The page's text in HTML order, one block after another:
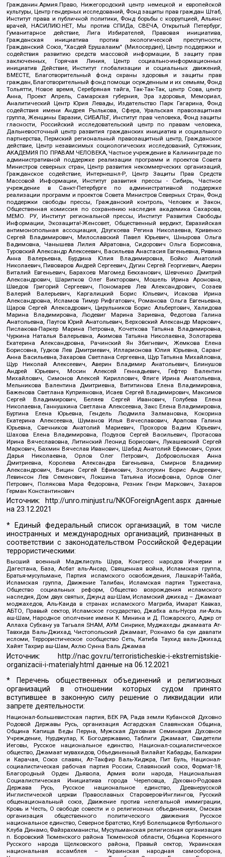
Гражданин.Армия.Право, Нижегородский центр немецкой и европейской
культуры, Центр гендерных исследований, Фонд защиты прав граждан Штаб,
Институт права и публичной политики, Фонд борьбы с коррупцией, Альянс
врачей, НАСИЛИЮ.НЕТ, Мы против СПИДа, СВЕЧА, Открытый Петербург,
Гуманитарное действие, Лига Избирателей, Правовая инициатива,
Гражданская инициатива против экологической преступности,
Гражданский Союз, "Хасдей Ерушалаим" (Милосердие), Центр поддержки и
содействия развитию средств массовой информации, В защиту прав
заключенных, Горячая Линия, Центр социально-информационных
инициатив Действие, Институт глобализации и социальных движений,
ВМЕСТЕ, Благотворительный фонд охраны здоровья и защиты прав
граждан, Благотворительный фонд помощи осужденным и их семьям, Фонд
Тольятти, Новое время, Серебряная тайга, Так-Так-Так, центр Сова, центр
Анна, Проект Апрель, Самарская губерния, Эра здоровья, Мемориал,
Аналитический Центр Юрия Левады, Издательство Парк Гагарина, Фонд
содействия имени Андрея Рылькова, Сфера, Уральская правозащитная
группа, Женщины Евразии, СИБАЛЬТ, Институт прав человека, Фонд защиты
гласности, Российский исследовательский центр по правам человека,
Дальневосточный центр развития гражданских инициатив и социального
партнерства, Пермский региональный правозащитный центр, Гражданское
действие, Центр независимых социологических исследований, Сутяжник,
АКАДЕМИЯ ПО ПРАВАМ ЧЕЛОВЕКА, Частное учреждение в Калининграде по
административной поддержке реализации программ и проектов Совета
Министров северных стран, Центр развития некоммерческих организаций,
Гражданское содействие, Интернешнл-Р, Центр Защиты Прав Средств
Массовой Информации, Институт развития прессы - Сибирь, Частное
учреждение в Санкт-Петербурге по административной поддержке
реализации программ и проектов Совета Министров Северных Стран, Фонд
поддержки свободы прессы, Гражданский контроль, Человек и Закон,
Общественная комиссия по сохранению наследия академика Сахарова,
МЕМО. РУ, Институт региональной прессы, Институт Развития Свободы
Информации, Экозащита!-Женсовет, Общественный вердикт, Евразийская
антимонопольная ассоциация, Дзугкоева Регина Николаевна, Кривенко
Сергей Владимирович, Милославский Павел Юрьевич, Шнырова Ольга
Вадимовна, Чанышева Лилия Айратовна, Сидорович Ольга Борисовна,
Туровский Александр Алексеевич, Васильева Анастасия Евгеньевна, Ривина
Анна Валерьевна, Бурдина Юлия Владимировна, Бойко Анатолий
Николаевич, Пивоваров Андрей Сергеевич, Дугин Сергей Георгиевич, Аверин
Виталий Евгеньевич, Барахоев Магомед Бекханович, Шевченко Дмитрий
Александрович, Шарипков Олег Викторович, Мошель Ирина Ароновна,
Шведов Григорий Сергеевич, Пономарев Лев Александрович, Созаев
Валерий Валерьевич, Каргалицкий Борис Юльевич, Исакова Ирина
Александровна, Исламов Тимур Рифгатович, Романова Ольга Евгеньевна,
Щаров Сергей Алексадрович, Цирульников Борис Альбертович, Халидова
Марина Владимировна, Людевиг Марина Зариевна, Федотова Галина
Анатольевна, Паутов Юрий Анатольевич, Верховский Александр Маркович,
Пислакова-Паркер Марина Петровна, Кочеткова Татьяна Владимировна,
Чуркина Наталья Валерьевна, Акимова Татьяна Николаевна, Золотарева
Екатерина Александровна, Рачинский Ян Збигневич, Жемкова Елена
Борисовна, Гудков Лев Дмитриевич, Илларионова Юлия Юрьевна, Саранг
Анна Васильевна, Захарова Светлана Сергеевна, Щур Татьяна Михайловна,
Щур Николай Алексеевич, Аверин Владимир Анатольевич, Блинушов
Андрей Юрьевич, Мосин Алексей Геннадьевич, Гефтер Валентин
Михайлович, Симонов Алексей Кириллович, Флиге Ирина Анатольевна,
Мельникова Валентина Дмитриевна, Вититинова Елена Владимировна,
Баженова Светлана Куприяновна, Исаев Сергей Владимирович, Максимов
Сергей Владимирович, Беляев Сергей Иванович, Голубева Елена
Николаевна, Ганнушкина Светлана Алексеевна, Закс Елена Владимировна,
Буртина Елена Юрьевна, Гендель Людмила Залмановна, Кокорина
Екатерина Алексеевна, Шуманов Илья Вячеславович, Арапова Галина
Юрьевна, Свечников Анатолий Мариевич, Прохоров Вадим Юрьевич,
Шахова Елена Владимировна, Подузов Сергей Васильевич, Протасова
Ирина Вячеславовна, Литинский Леонид Борисович, Лукашевский Сергей
Маркович, Бахмин Вячеслав Иванович, Шабад Анатолий Ефимович, Сухих
Дарья Николаевна, Орлов Олег Петрович, Добровольская Анна
Дмитриевна, Королева Александра Евгеньевна, Смирнов Владимир
Александрович, Вицин Сергей Ефимович, Золотухин Борис Андреевич,
Левинсон Лев Семенович, Локшина Татьяна Иосифовна, Орлов Олег
Петрович, Полякова Мара Федоровна, Резник Генри Маркович, Захаров
Герман Константинович
Источник: http://unro.minjust.ru/NKOForeignAgent.aspxданные
на23.12.2021
* Единый федеральный список организаций, в том числе
иностранных и международных организаций, признанных в
соответствии с законодательством Российской Федерации
террористическими:
Высший военный Маджлисуль Шура, Конгресс народов Ичкерии и
Дагестана, База, Асбат аль-Ансар, Священная война, Исламская группа,
Братья-мусульмане, Партия исламского освобождения, Лашкар-И-Тайба,
Исламская группа, Движение Талибан, Исламская партия Туркестана,
Общество социальных реформ, Общество возрождения исламского
наследия, Дом двух святых, Джунд аш-Шам, Исламский джихад – Джамаат
моджахедов, Аль-Каида в странах исламского Магриба, Имарат Кавказ,
АБТО, Правый сектор, Исламское государство, Джабха аль-Нусра ли-Ахль
аш-Шам, Народное ополчение имени К. Минина и Д. Пожарского, Аджр от
Аллаха Субхану уа Тагьаля SHAM, АУМ Синрике, Муджахеды джамаата Ат-
Тавхида Валь-Джихад, Чистопольский Джамаат, Рохнамо ба суи давлати
исломи, Террористическое сообщество Сеть, Катиба Таухид валь-Джихад,
Хайят Тахрир аш-Шам, Ахлю Сунна Валь Джамаа
Источник:
http://nac.gov.ru/terroristicheskie-i-ekstremistskie-
organizacii-i-materialy.html данные на06.12.2021
* Перечень общественных объединений и религиозных
организаций в отношении которых судом принято
вступившее в законную силу решение о ликвидации или
запрете деятельности:
Национал-большевистская партия, ВЕК РА, Рада земли Кубанской Духовно
Родовой Державы Русь, организация Асгардская Славянская Община,
Община Капища Веды Перуна, Мужская Духовная Семинария Духовное
Учреждение, Нурджулар, К Богодержавию, Таблиги Джамаат, Свидетели
Иеговы, Русское национальное единство, Национал-социалистическое
общество, Джамаат мувахидов, Объединенный Вилайат Кабарды, Балкарии
и Карачая, Союз славян, Ат-Такфир Валь-Хиджра, Пит Буль, Национал-
социалистическая рабочая партия России, Славянский союз, Формат-18,
Благородный Орден Дьявола, Армия воли народа, Национальная
Социалистическая Инициатива города Череповца, Духовно-Родовая
Держава Русь, Русское национальное единство, Древнерусской
Инглистической церкви Православных Староверов-Инглингов, Русский
общенациональный союз, Движение против нелегальной иммиграции,
Кровь и Честь, О свободе совести и о религиозных объединениях, Омская
организация общественного политического движения Русское
национальное единство, Северное Братство, Клуб Болельщиков Футбольного
Клуба Динамо, Файзрахманисты, Мусульманская религиозная организация
п. Боровский Тюменского района Тюменской области, Община Коренного
Русского народа Щелковского района, Правый сектор, Украинская
национальная ассамблея – Украинская народная самооборона,